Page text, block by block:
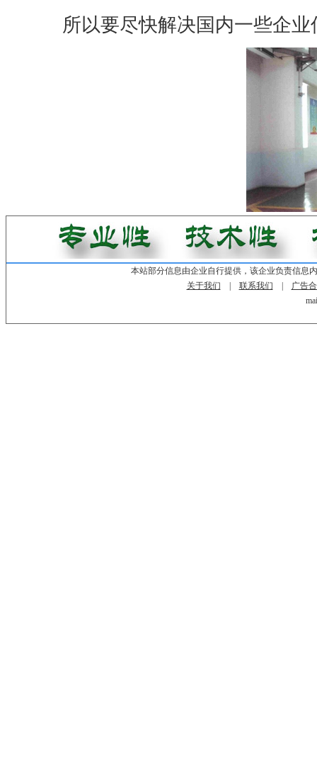
所以要尽快解决国内一些企
本站部分信息由企业自行提供，该企业负责信息
关于我们
联系我们
广告